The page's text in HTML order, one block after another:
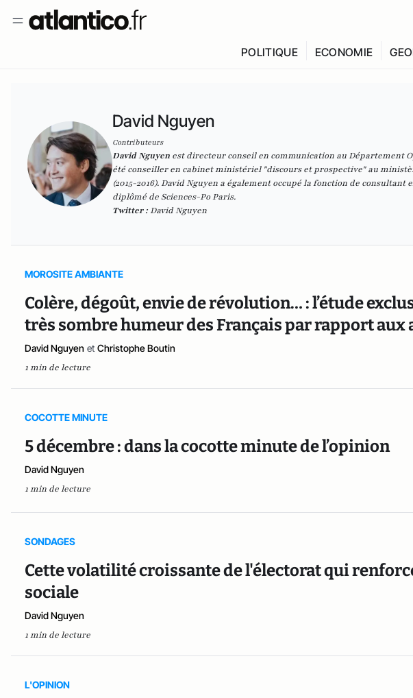
POLITIQUE ECONOMIE
David Nguyen
Contributeurs
David Nguyen est directeur conseil en communication au Département
été conseiller en cabinet ministériel "discours et prospective" au
(2015-2016). David Nguyen a également occupé la fonction de consultant
diplômé de Sciences-Po Paris.
Twitter :David Nguyen
MOROSITE AMBIANTE
Colère, dégoût, envie de révolution… : l’étude
très sombre humeur des Français par rapport aux
David Nguyen et Christophe Boutin
1 min de lecture
COCOTTE MINUTE
5 décembre : dans la cocotte minute de l’opinion
David Nguyen
1 min de lecture
SONDAGES
Cette volatilité croissante de l'électorat qui
sociale
David Nguyen
1 min de lecture
L'OPINION